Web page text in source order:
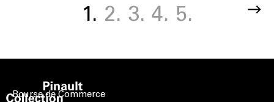
Current
1. Page
2. Page
3. Page
4. Page
5.
Bourse de Commerce